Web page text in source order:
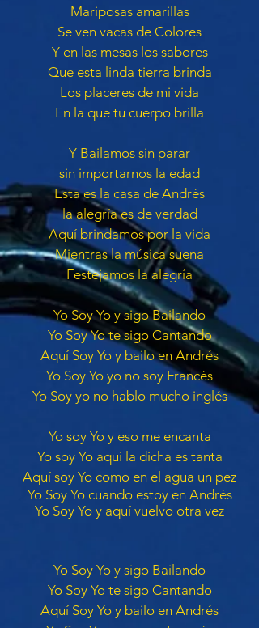
Mariposas amarillas
Se ven vacas de Colores
Y en las mesas los sabores
Que esta linda tierra brinda
Los placeres de mi vida
En la que tu cuerpo brilla
Y Bailamos sin parar
sin importarnos la edad
Esta es la casa de Andrés
la alegría es de verdad
Aquí brindamos por la vida
Mientras la música suena
Festejamos la alegría
Yo Soy Yo y sigo Bailando
Yo Soy Yo te sigo Cantando
Aquí Soy Yo y bailo en Andrés
Yo Soy Yo yo no soy Francés
Yo Soy yo no hablo mucho inglés
Yo soy Yo y eso me encanta
Yo soy Yo aquí la dicha es tanta
Aquí soy Yo como en el agua un pez
Yo Soy Yo cuando estoy en Andrés
Yo Soy Yo y aquí vuelvo otra vez
Yo Soy Yo y sigo Bailando
Yo Soy Yo te sigo Cantando
Aquí Soy Yo y bailo en Andrés